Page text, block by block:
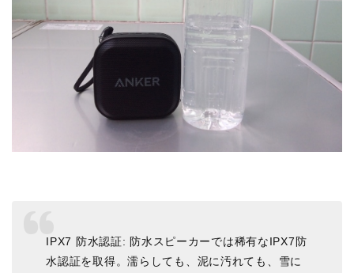
IPX7 防水認証: 防水スピーカーでは稀有なIPX7防
水認証を取得。濡らしても、泥に汚れても、雪に